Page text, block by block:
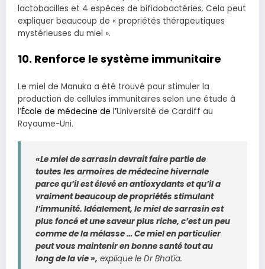
lactobacilles et 4 espèces de bifidobactéries. Cela peut
expliquer beaucoup de « propriétés thérapeutiques
mystérieuses du miel ».
10. Renforce le système immunitaire
Le miel de Manuka a été trouvé pour stimuler la
production de cellules immunitaires selon une étude à
l’École de médecine de l’Université de Cardiff au
Royaume-Uni.
«Le miel de sarrasin devrait faire partie de
toutes les armoires de médecine hivernale
parce qu’il est élevé en antioxydants et qu’il a
vraiment beaucoup de propriétés stimulant
l’immunité. Idéalement, le miel de sarrasin est
plus foncé et une saveur plus riche, c’est un peu
comme de la mélasse … Ce miel en particulier
peut vous maintenir en bonne santé tout au
long de la vie», explique le Dr Bhatia.